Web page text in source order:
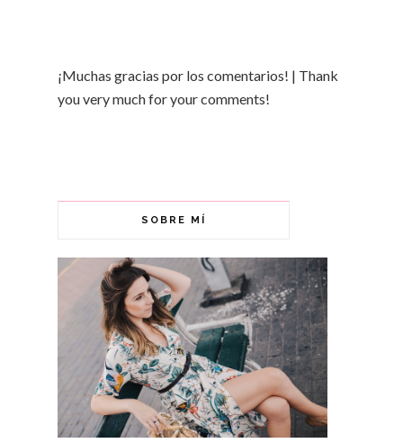
¡Muchas gracias por los comentarios! | Thank
you very much for your comments!
SOBRE MÍ